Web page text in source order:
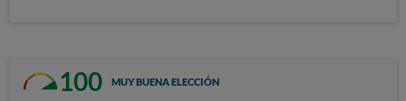
100 MUY BUENA ELECCIÓN